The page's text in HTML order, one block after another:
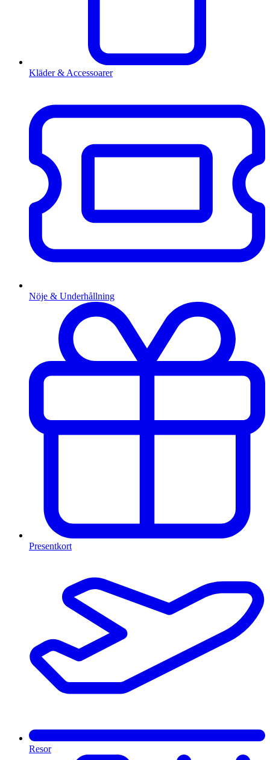
Kläder & Accessoarer
Nöje & Underhållning
Presentkort
Resor